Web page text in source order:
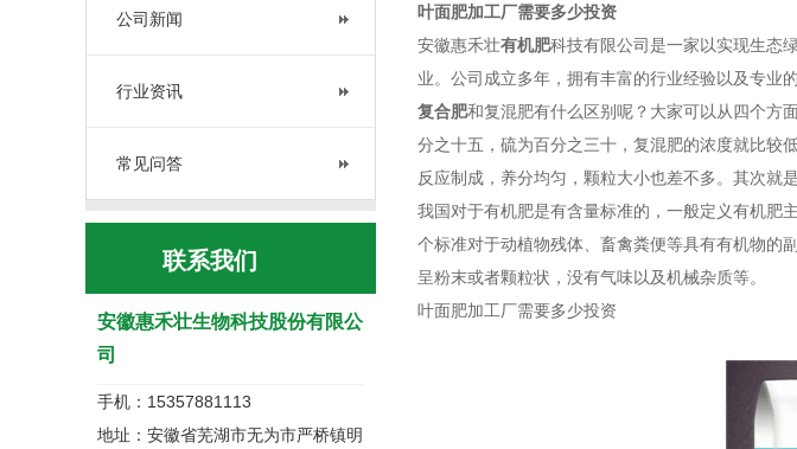
公司新闻
行业资讯
常见问答
联系我们
安徽惠禾壮生物科技股份有限公
司
手机：15357881113
地址：安徽省芜湖市无为市严桥镇明
叶面肥加工厂需要多少投资
安徽惠禾壮有机肥科技有限公司是一家以实现生态
业。公司成立多年，拥有丰富的行业经验以及专业
复合肥和复混肥有什么区别呢？大家可以从四个方
分之十五，硫为百分之三十，复混肥的浓度就比较
反应制成，养分均匀，颗粒大小也差不多。其次就
我国对于有机肥是有含量标准的，一般定义有机肥
个标准对于动植物残体、畜禽粪便等具有有机物的
呈粉末或者颗粒状，没有气味以及机械杂质等。
叶面肥加工厂需要多少投资